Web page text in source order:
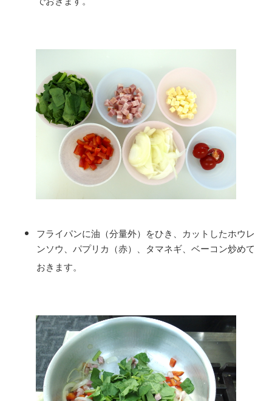
でおきます。
フライパンに油（分量外）をひき、カットしたホウレ
ンソウ、パプリカ（赤）、タマネギ、ベーコン炒めて
おきます。